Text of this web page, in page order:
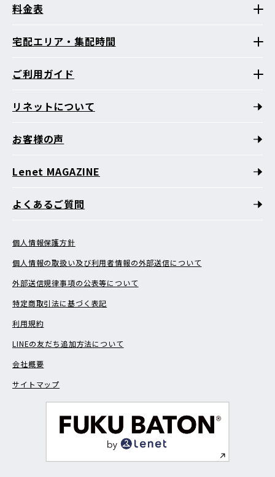
料金表
宅配エリア・集配時間
ご利用ガイド
リネットについて
お客様の声
Lenet MAGAZINE
よくあるご質問
個人情報保護方針
個人情報の取扱い及び利用者情報の外部送信について
外部送信規律事項の公表等について
特定商取引法に基づく表記
利用規約
LINEの友だち追加方法について
会社概要
サイトマップ